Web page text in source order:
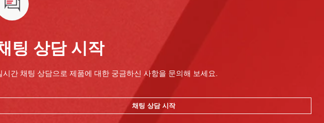
팅 상담 시작
시간 채팅 상담으로 제품에 대한 궁금하신 사항을 문의해 보세요.
채팅 상담 시작